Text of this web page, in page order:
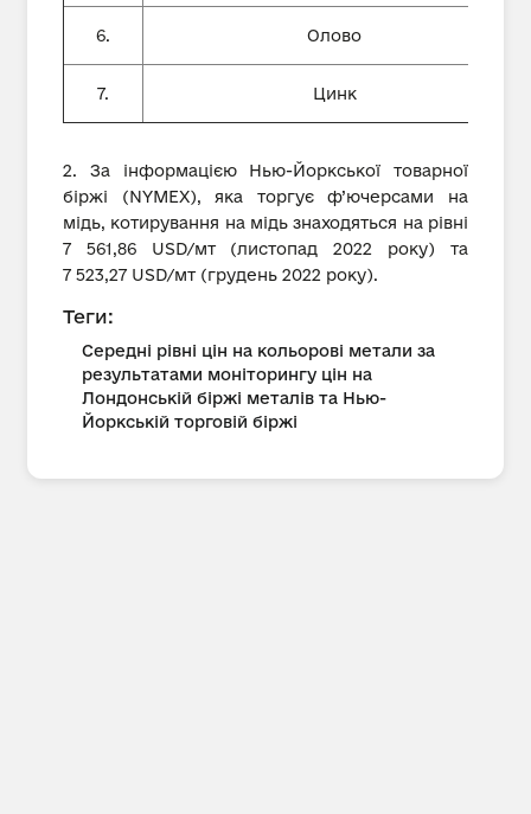
6. Олово
7. Цинк
2. За інформацією Нью-Йоркської товарної
біржі (NYMEX), яка торгує ф’ючерсами на
мідь, котирування на мідь знаходяться на рівні
7 561,86 USD/мт (листопад 2022 року) та
7 523,27 USD/мт (грудень 2022 року).
Теги:
Середні рівні цін на кольорові метали за
результатами моніторингу цін на
Лондонській біржі металів та Нью-
Йоркській торговій біржі